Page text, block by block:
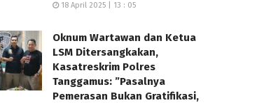
18 April 2025 | 13 : 05
Oknum Wartawan dan Ketua
LSM Ditersangkakan,
Kasatreskrim Polres
Tanggamus: ”Pasalnya
Pemerasan Bukan Gratifikasi,